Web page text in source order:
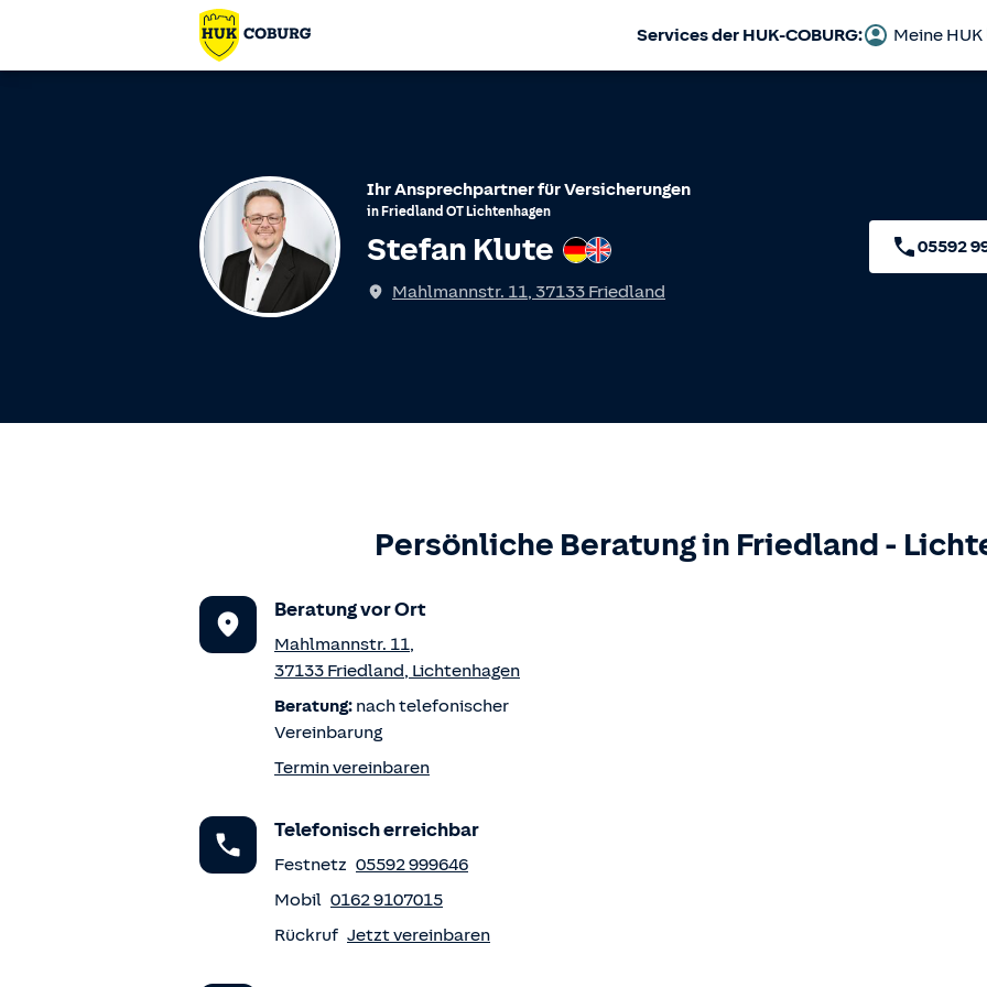
Services der HUK-COBURG: Meine HUK
Ihr Ansprechpartner für Versicherungen
in Friedland OT Lichtenhagen
Stefan Klute
Spricht Deutsch
Englisch
Mahlmannstr. 11, 37133 Friedland
05592
Persönliche Beratung in Friedland -
Beratung vor Ort
Mahlmannstr. 11,
37133 Friedland, Lichtenhagen
Beratung: nach telefonischer
Vereinbarung
Termin vereinbaren
Telefonisch erreichbar
Festnetz 05592 999646
Mobil 0162 9107015
Rückruf Jetzt vereinbaren